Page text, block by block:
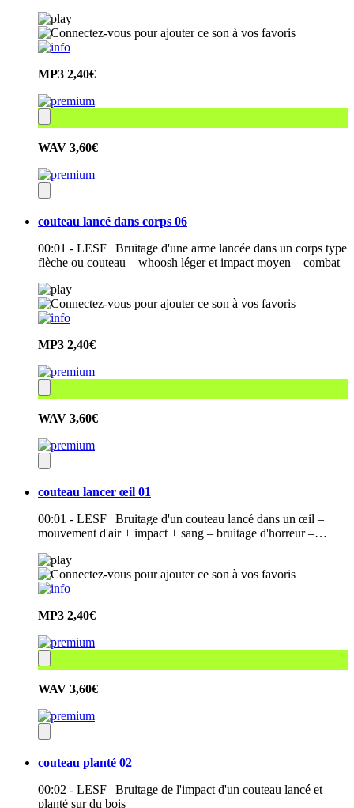
MP3 2,40€
WAV 3,60€
couteau lancé dans corps 06
00:01 - LESF | Bruitage d'une arme lancée dans un corps type
flèche ou couteau – whoosh léger et impact moyen – combat
MP3 2,40€
WAV 3,60€
couteau lancer œil 01
00:01 - LESF | Bruitage d'un couteau lancé dans un œil –
mouvement d'air + impact + sang – bruitage d'horreur –…
MP3 2,40€
WAV 3,60€
couteau planté 02
00:02 - LESF | Bruitage de l'impact d'un couteau lancé et
planté sur du bois